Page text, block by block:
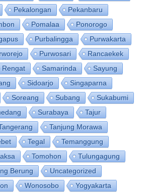
Pekalongan
Pekanbaru
Pomalaa
Ponorogo
Purbalingga
Purwakarta
Purwosari
Rancaekek
Rengat Samarinda
Sayung
Sidoarjo
Singaparna
Soreang Subang
Sukabumi
Surabaya
Tajur
Tanjung Morawa
Tegal
Temanggung
Tomohon
Tulungagung
Berung
Uncategorized
Wonosobo Yogyakarta